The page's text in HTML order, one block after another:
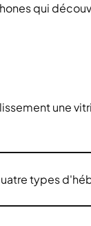
qui
une
types